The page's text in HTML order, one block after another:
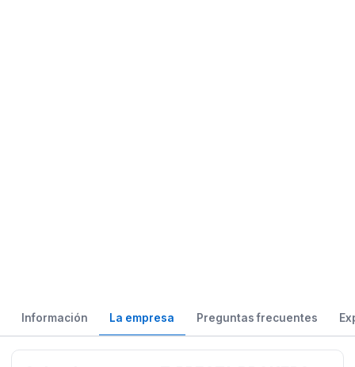
Información La empresa Preguntas frecuentes